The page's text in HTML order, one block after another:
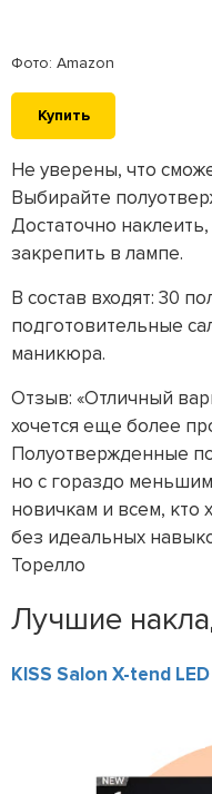
Фото: Amazon
Купить
Не уверены, что
Выбирайте
Достаточно
закрепить в лампе.
В состав входят: 30
подготовительные
маникюра.
Отзыв: «Отличный
хочется еще более
Полуотвержденные
но с гораздо
новичкам и всем, кто
без идеальных
Торелло
Лучшие
KISS Salon X-tend